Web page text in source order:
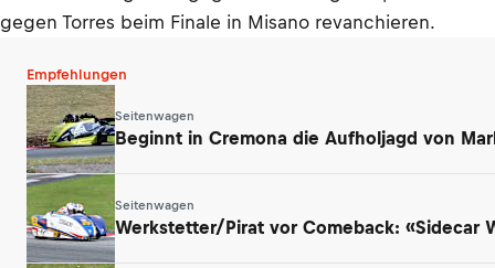
gegen Torres beim Finale in Misano revanchieren.
Empfehlungen
Seitenwagen
Beginnt in Cremona die Aufholjagd von
Seitenwagen
Werkstetter/Pirat vor Comeback: «Sidecar